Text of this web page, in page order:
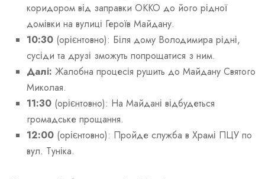
коридором від заправки ОККО до його рідної
домівки на вулиці Героїв Майдану.
10:30 (орієнтовно): Біля дому Володимира рідні,
сусіди та друзі зможуть попрощатися з ним.
Далі: Жалобна процесія рушить до Майдану Святого
Миколая.
11:30 (орієнтовно): На Майдані відбудеться
громадське прощання.
12:00 (орієнтовно): Пройде служба в Храмі ПЦУ по
вул. Туніка.